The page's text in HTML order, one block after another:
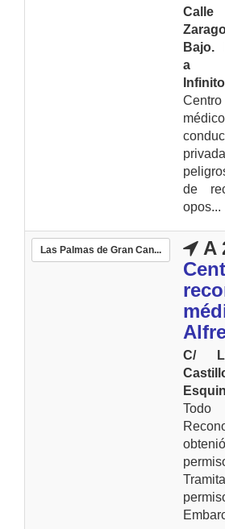
Calle
Bajo.
a
de
opos...
Las Palmas de Gran Can...
A
C/